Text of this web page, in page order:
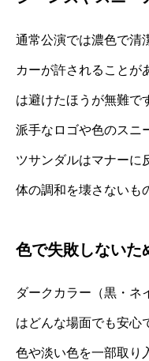
通常公演では濃色で清
カーが許されることが
は避けたほうが無難で
派手なロゴや色のスニ
ツサンダルはマナーに
体の調和を壊さないも
色で失敗しないた
ダークカラー（黒・ネ
はどんな場面でも安心
色や淡い色を一部取り